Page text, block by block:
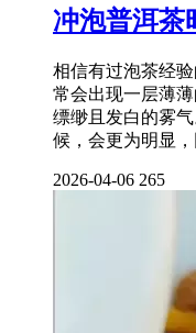
冲泡普洱茶
相信有过泡茶经
常会出现一层薄
缥缈且发白的雾
候，会更为明显
2026-04-06 265